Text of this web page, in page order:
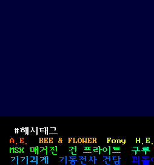
#해시태그
A.E.
BEE & FLOWER Fony
MSX 매거진
건 프라이트 구루
기기괴계
기동전사 건담 꾀돌